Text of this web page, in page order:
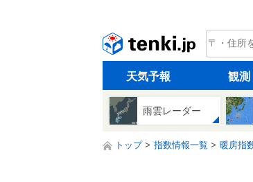
tenki.jp
天気予報 観測
雨雲レーダー
トップ 指数情報一覧 暖房指